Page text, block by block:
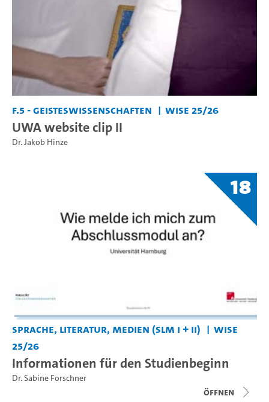
F.5 - Geisteswissenschaften WiSe 25/26
UWA website clip II
Dr. Jakob Hinze
18
Sprache, Literatur, Medien (SLM I + II)
WiSe
25/26
Informationen für den Studienbeginn
Dr. Sabine Forschner
Öffnen